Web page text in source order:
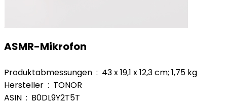
ASMR-Mikrofon
Produktabmessungen ‏ : ‎ 43 x 19,1 x 12,3 cm; 1,75 kg
Hersteller ‏ : ‎ TONOR
ASIN ‏ : ‎ B0DL9Y2T5T